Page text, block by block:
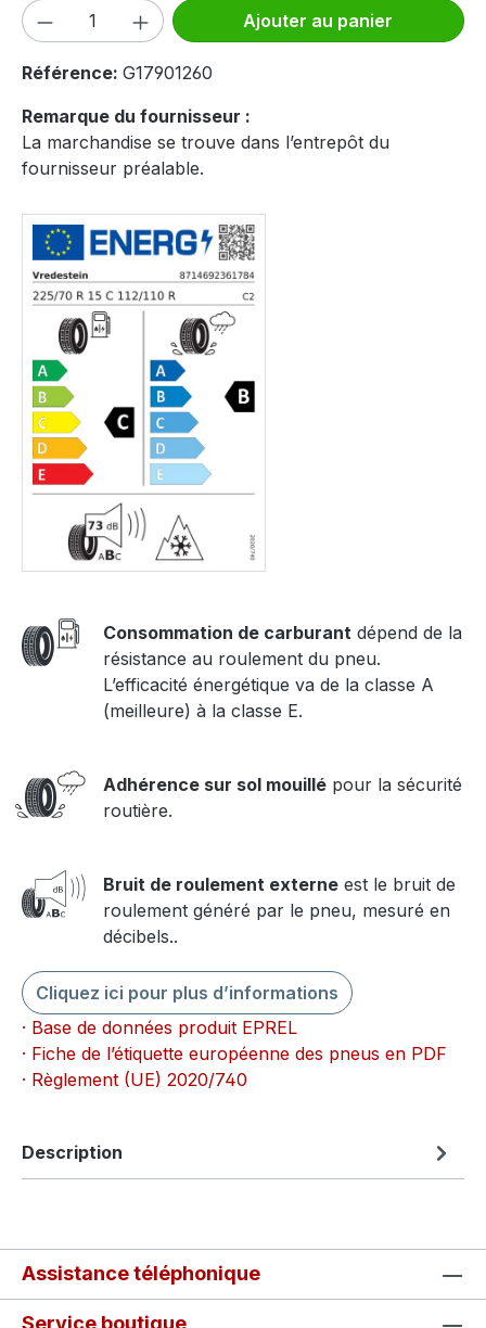
Quantité de produit : Entrez la
Ajouter au panier
Référence: G17901260
Remarque du fournisseur :
La marchandise se trouve dans l’entrepôt du
fournisseur préalable.
Consommation de carburant dépend de la
résistance au roulement du pneu.
L’efficacité énergétique va de la classe A
(meilleure) à la classe E.
Adhérence sur sol mouillé pour la sécurité
routière.
Bruit de roulement externe est le bruit de
roulement généré par le pneu, mesuré en
décibels..
Cliquez ici pour plus d’informations
· Base de données produit EPREL
· Fiche de l’étiquette européenne des pneus en PDF
· Règlement (UE) 2020/740
Description
Assistance téléphonique
Service boutique